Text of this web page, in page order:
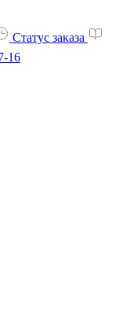
Статус заказа
16